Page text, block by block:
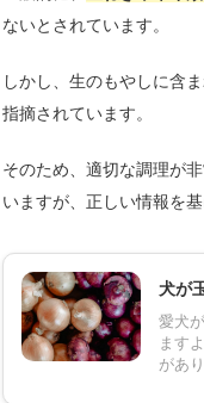
ないとされています。
しかし、生のもやしに含
指摘されています。
そのため、適切な調理が
いますが、正しい情報を
犬が
愛犬
ます
があ